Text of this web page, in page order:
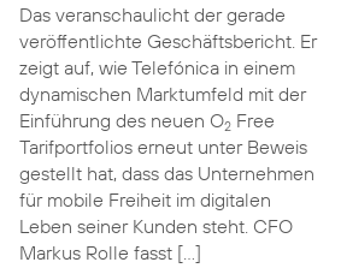
Das veranschaulicht der gerade
veröffentlichte Geschäftsbericht. Er
zeigt auf, wie Telefónica in einem
dynamischen Marktumfeld mit der
Einführung des neuen O2Free
Tarifportfolios erneut unter Beweis
gestellt hat, dass das Unternehmen
für mobile Freiheit im digitalen
Leben seiner Kunden steht. CFO
Markus Rolle fasst […]